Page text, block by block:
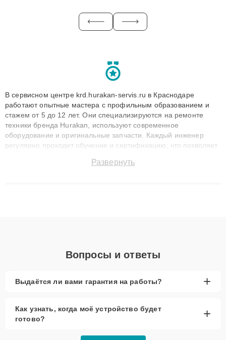
В сервисном центре krd.hurakan-servis.ru в Краснодаре
работают опытные мастера с профильным образованием и
стажем от 5 до 12 лет. Они специализируются на ремонте
техники бренда Hurakan, используют современное
оборудование и оригинальные запчасти. Каждый инженер
регулярно проходит обучение и сертификацию, что позволяет
технику с сохранением гарантии до 3 лет. Наши мастера
Развернуть
Вопросы и ответы
Выдаётся ли вами гарантия на работы? +
Как узнать, когда моё устройство будет
готово?
+